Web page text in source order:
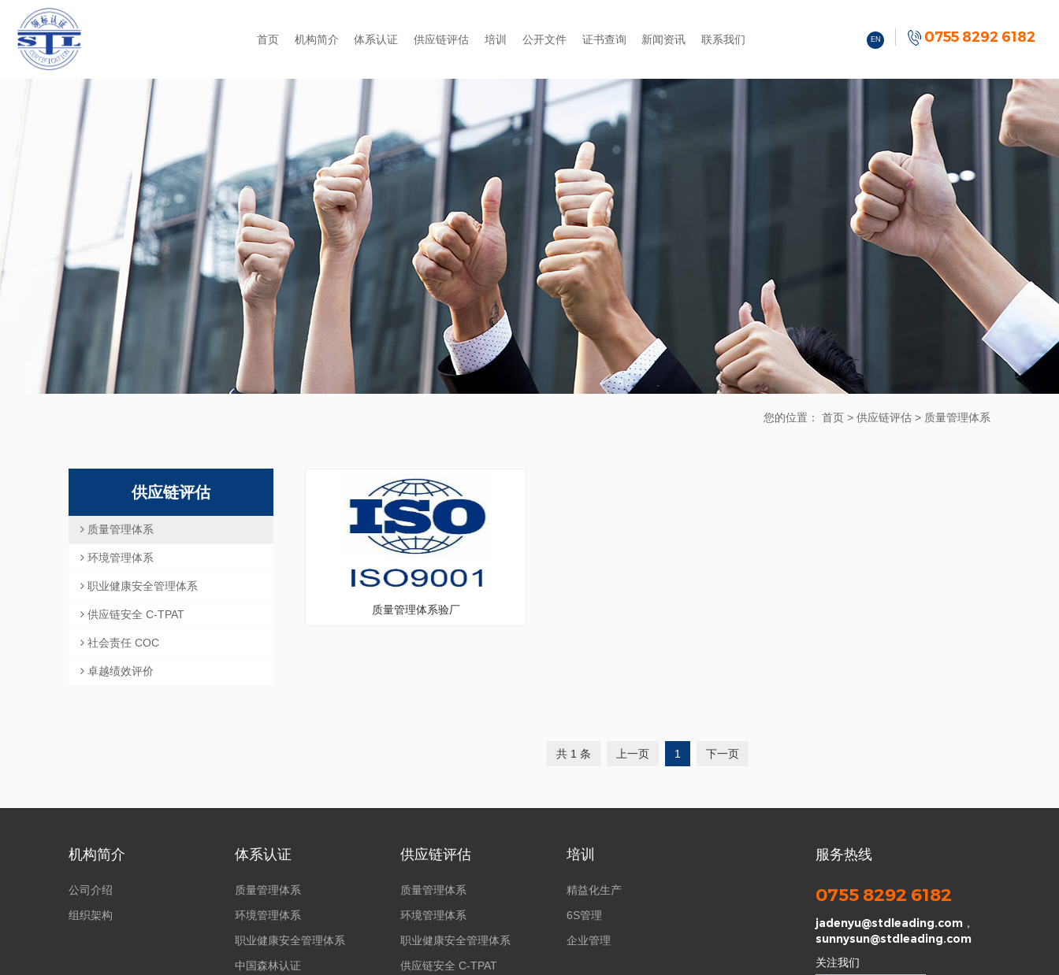
EN 0755 8292 6182
首页 机构简介 体系认证 供应链评估 培训 公开文件 证书查询 新闻资讯 联系我们
您的位置： 首页 > 供应链评估 > 质量管理体系
供应链评估
质量管理体系
环境管理体系
职业健康安全管理体系
供应链安全 C-TPAT
社会责任 COC
卓越绩效评价
质量管理体系验厂
共 1 条 上一页 1 下一页
机构简介
公司介绍
组织架构
体系认证
质量管理体系
环境管理体系
职业健康安全管理体系
中国森林认证
供应链评估
质量管理体系
环境管理体系
职业健康安全管理体系
供应链安全 C-TPAT
培训
精益化生产
6S管理
企业管理
服务热线
0755 8292 6182
jadenyu@stdleading.com，
sunnysun@stdleading.com
关注我们